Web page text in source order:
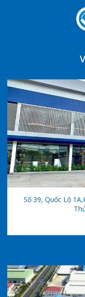
Số 39, Quốc Lộ